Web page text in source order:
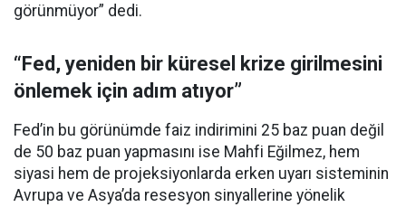
görünmüyor” dedi.
“Fed, yeniden bir küresel krize girilmesini
önlemek için adım atıyor”
Fed’in bu görünümde faiz indirimini 25 baz puan değil
de 50 baz puan yapmasını ise Mahfi Eğilmez, hem
siyasi hem de projeksiyonlarda erken uyarı sisteminin
Avrupa ve Asya’da resesyon sinyallerine yönelik